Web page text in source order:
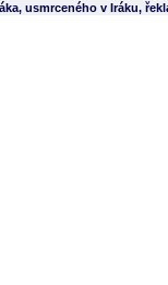
usmrceného v Iráku,